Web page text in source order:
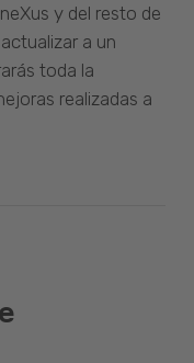
y del resto de
a un
toda la
realizadas a